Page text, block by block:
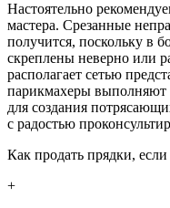
Настоятельно
мастера. Срезанные
получится, поскольку в
скреплены неверно или
располагает сетью
парикмахеры выполняют
для создания
с радостью
Как продать прядки,
+